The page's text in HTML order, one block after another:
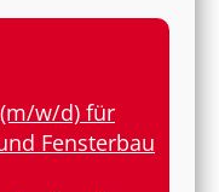
Bereich
als eines der
Fenster-,
.
Partnerschaft
Qualität